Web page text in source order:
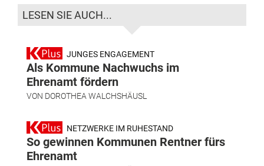
LESEN SIE AUCH...
JUNGES ENGAGEMENT
Als Kommune Nachwuchs im
Ehrenamt fördern
VON DOROTHEA WALCHSHÄUSL
NETZWERKE IM RUHESTAND
So gewinnen Kommunen Rentner fürs
Ehrenamt